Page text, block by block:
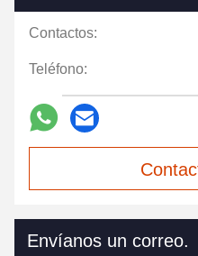
Contactos:
Teléfono:
Envíanos un correo.